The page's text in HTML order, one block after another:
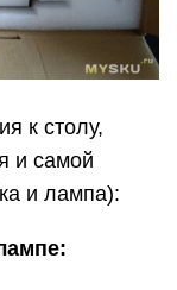
к столу,
и самой
и лампа):